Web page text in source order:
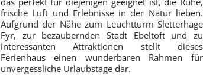
frische Luft und Erlebnisse in der Natur lieben.
Aufgrund der Nähe zum Leuchtturm Sletterhage
Fyr, zur bezaubernden Stadt Ebeltoft und zu
interessanten Attraktionen stellt dieses
Ferienhaus einen wunderbaren Rahmen für
unvergessliche Urlaubstage dar.